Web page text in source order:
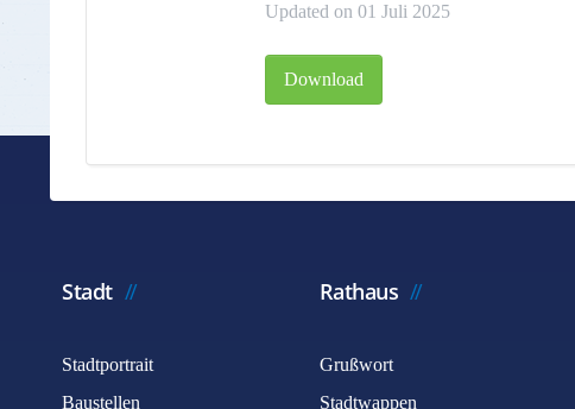
Updated on 01 Juli 2025
Download
Stadt
Stadtportrait
Baustellen
Rathaus
Grußwort
Stadtwappen